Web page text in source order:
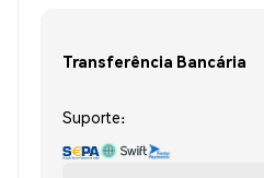
Transferência Bancária
Suporte: